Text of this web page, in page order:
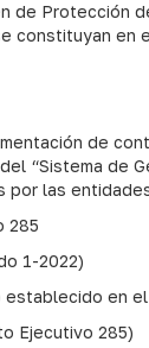
Protección
en
de
“Sistema de
las
285
1-2022)
en
Ejecutivo 285)